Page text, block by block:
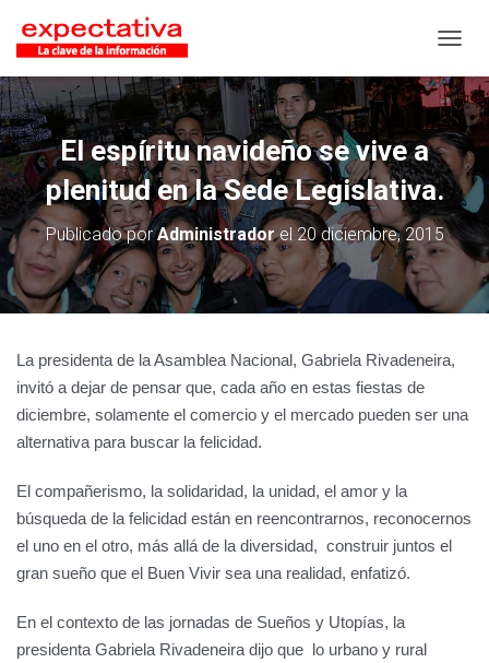
El espíritu navideño se vive a
plenitud en la Sede Legislativa.
Publicado porAdministradorel20 diciembre, 2015
La presidenta de la Asamblea Nacional, Gabriela Rivadeneira,
invitó a dejar de pensar que, cada año en estas fiestas de
diciembre, solamente el comercio y el mercado pueden ser una
alternativa para buscar la felicidad.
El compañerismo, la solidaridad, la unidad, el amor y la
búsqueda de la felicidad están en reencontrarnos, reconocernos
el uno en el otro, más allá de la diversidad, construir juntos el
gran sueño que el Buen Vivir sea una realidad, enfatizó.
En el contexto de las jornadas de Sueños y Utopías, la
presidenta Gabriela Rivadeneira dijo que lo urbano y rural